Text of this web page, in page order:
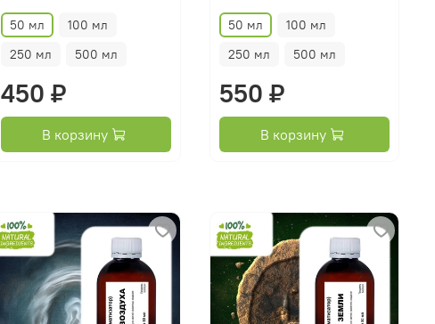
50 мл
100 мл
250 мл
500 мл
450 ₽
В корзину
50 мл
100 мл
250 мл
500 мл
550 ₽
В корзину